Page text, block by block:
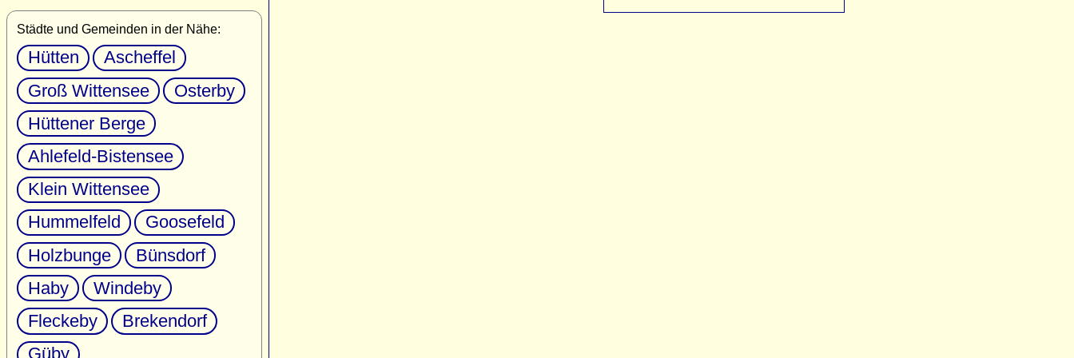
Städte und Gemeinden in der Nähe:
Hütten
Ascheffel
Groß Wittensee
Osterby
Hüttener Berge
Ahlefeld-Bistensee
Klein Wittensee
Hummelfeld
Goosefeld
Holzbunge
Bünsdorf
Haby
Windeby
Fleckeby
Brekendorf
Güby